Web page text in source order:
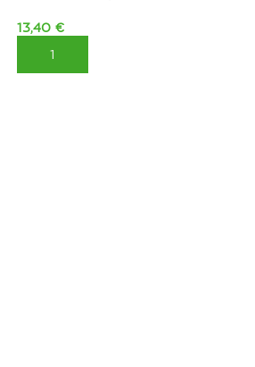
13,40 €
ΠΡΟΣΘΉΚΗ ΣΤΟ ΚΑΛΆΘΙ